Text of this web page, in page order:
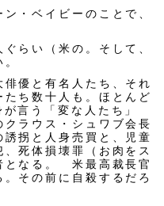
・ベイビーのことで、
らい（米の。そして、
優と有名人たち、それ
ち数十人も。ほとんど
言う「変な人たち」
ラウス・シュワブ会長
拐と人身売買と、児童
死体損壊罪（お肉をス
となる。 米最高裁長官
その前に自殺するだろ